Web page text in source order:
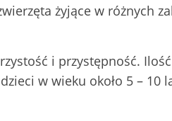
żyjące w różnych
i przystępność.
w wieku około 5 – 10